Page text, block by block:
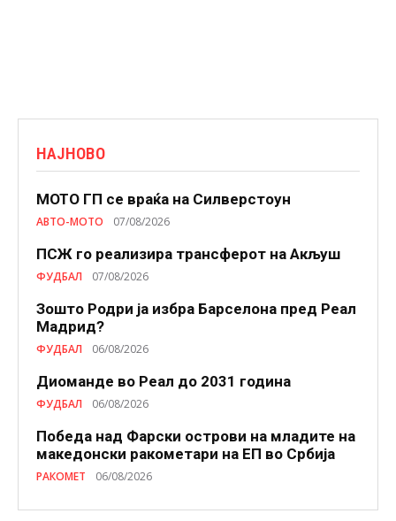
НАЈНОВО
МОТО ГП се враќа на Силверстоун
АВТО-МОТО 07/08/2026
ПСЖ го реализира трансферот на Акљуш
ФУДБАЛ 07/08/2026
Зошто Родри ја избра Барселона пред Реал
Мадрид?
ФУДБАЛ 06/08/2026
Диоманде во Реал до 2031 година
ФУДБАЛ 06/08/2026
Победа над Фарски острови на младите на
македонски ракометари на ЕП во Србија
РАКОМЕТ 06/08/2026